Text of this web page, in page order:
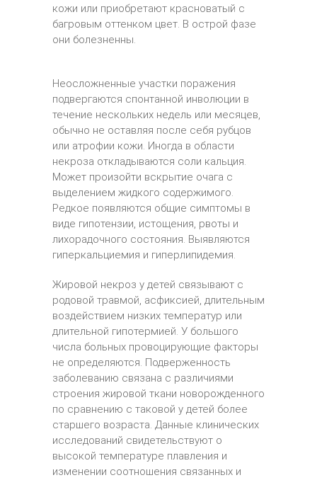
кожи или приобретают красноватый с
багровым оттенком цвет. В острой фазе
они болезненны.
Неосложненные участки поражения
подвергаются спонтанной инволюции в
течение нескольких недель или месяцев,
обычно не оставляя после себя рубцов
или атрофии кожи. Иногда в области
некроза откладываются соли кальция.
Может произойти вскрытие очага с
выделением жидкого содержимого.
Редкое появляются общие симптомы в
виде гипотензии, истощения, рвоты и
лихорадочного состояния. Выявляются
гиперкальциемия и гиперлипидемия.
Жировой некроз у детей связывают с
родовой травмой, асфиксией, длительным
воздействием низких температур или
длительной гипотермией. У большого
числа больных провоцирующие факторы
не определяются. Подверженность
заболеванию связана с различиями
строения жировой ткани новорожденного
по сравнению с таковой у детей более
старшего возраста. Данные клинических
исследований свидетельствуют о
высокой температуре плавления и
изменении соотношения связанных и